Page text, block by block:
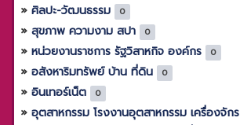
ศิลปะ-วัฒนธรรม 0
สุขภาพ ความงาม สปา 0
หน่วยงานราชการ รัฐวิสาหกิจ องค์กร 0
อสังหาริมทรัพย์ บ้าน ที่ดิน 0
อินเทอร์เน็ต 0
อุตสาหกรรม โรงงานอุตสาหกรรม เครื่องจักร